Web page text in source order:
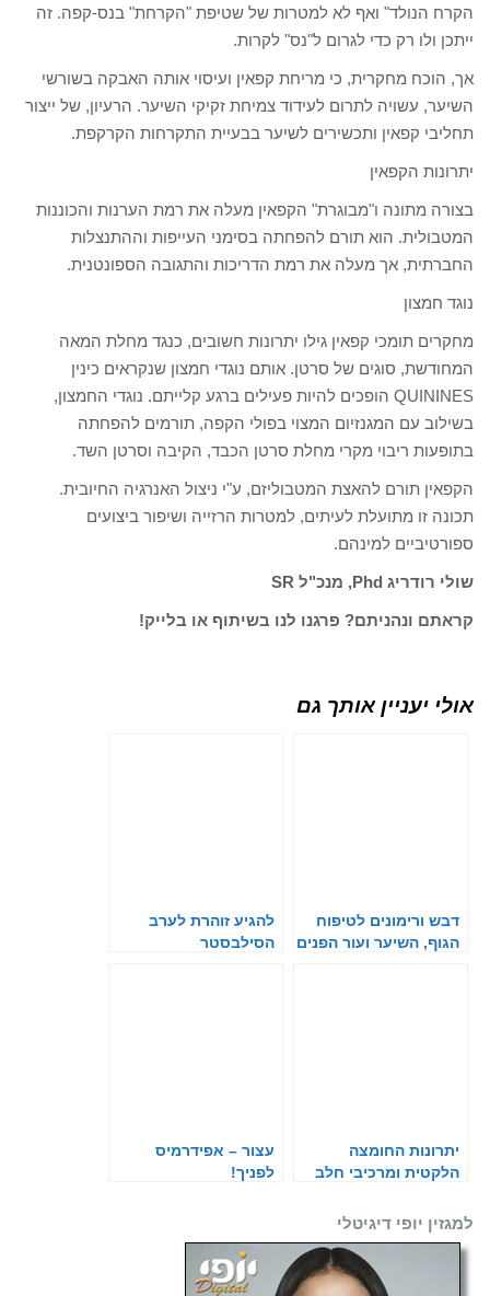
הקרח הנולד" ואף לא למטרות של שטיפת "הקרחת" בנס-קפה. זה
ייתכן ולו רק כדי לגרום ל"נס" לקרות.
אך, הוכח מחקרית, כי מריחת קפאין ועיסוי אותה האבקה בשורשי
השיער, עשויה לתרום לעידוד צמיחת זקיקי השיער. הרעיון, של ייצור
תחליבי קפאין ותכשירים לשיער בבעיית התקרחות הקרקפת.
יתרונות הקפאין
בצורה מתונה ו"מבוגרת" הקפאין מעלה את רמת הערנות והכוננות
המטבולית. הוא תורם להפחתה בסימני העייפות וההתנצלות
החברתית, אך מעלה את רמת הדריכות והתגובה הספונטנית.
נוגד חמצון
מחקרים תומכי קפאין גילו יתרונות חשובים, כנגד מחלת המאה
המחודשת, סוגים של סרטן. אותם נוגדי חמצון שנקראים כינין
QUININES הופכים להיות פעילים ברגע קלייתם. נוגדי החמצון,
בשילוב עם המגנזיום המצוי בפולי הקפה, תורמים להפחתה
בתופעות ריבוי מקרי מחלת סרטן הכבד, הקיבה וסרטן השד.
הקפאין תורם להאצת המטבוליזם, ע"י ניצול האנרגיה החיובית.
תכונה זו מתועלת לעיתים, למטרות הרזייה ושיפור ביצועים
ספורטיביים למינהם.
שולי רודריג Phd, מנכ"ל SR
קראתם ונהניתם? פרגנו לנו בשיתוף או בלייק!
אולי יעניין אותך גם
דבש ורימונים לטיפוח
הגוף, השיער ועור הפנים
להגיע זוהרת לערב
הסילבסטר
יתרונות החומצה
הלקטית ומרכיבי חלב
עצור – אפידרמיס
לפניך!
למגזין יופי דיגיטלי